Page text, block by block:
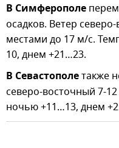
В Симферополе
осадков. Ветер
местами до 17 м/с.
10, днем +21…23.
В Севастополетакже
северо-восточный 7-
ночью +11…13, днем